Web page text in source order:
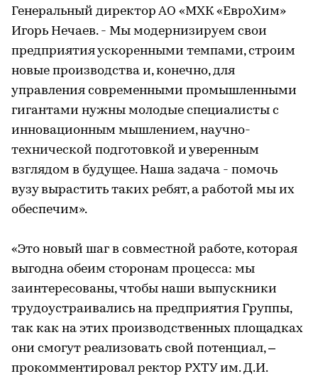
Генеральный директор АО «МХК «ЕвроХим»
Игорь Нечаев. - Мы модернизируем свои
предприятия ускоренными темпами, строим
новые производства и, конечно, для
управления современными промышленными
гигантами нужны молодые специалисты с
инновационным мышлением, научно-
технической подготовкой и уверенным
взглядом в будущее. Наша задача - помочь
вузу вырастить таких ребят, а работой мы их
обеспечим».
«Это новый шаг в совместной работе, которая
выгодна обеим сторонам процесса: мы
заинтересованы, чтобы наши выпускники
трудоустраивались на предприятия Группы,
так как на этих производственных площадках
они смогут реализовать свой потенциал, –
прокомментировал ректор РХТУ им. Д.И.